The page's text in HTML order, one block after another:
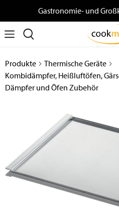
Gastronomie- und
Produkte
Thermische Geräte
Kombidämpfer, Heißluftöfen,
Dämpfer und Öfen Zubehör